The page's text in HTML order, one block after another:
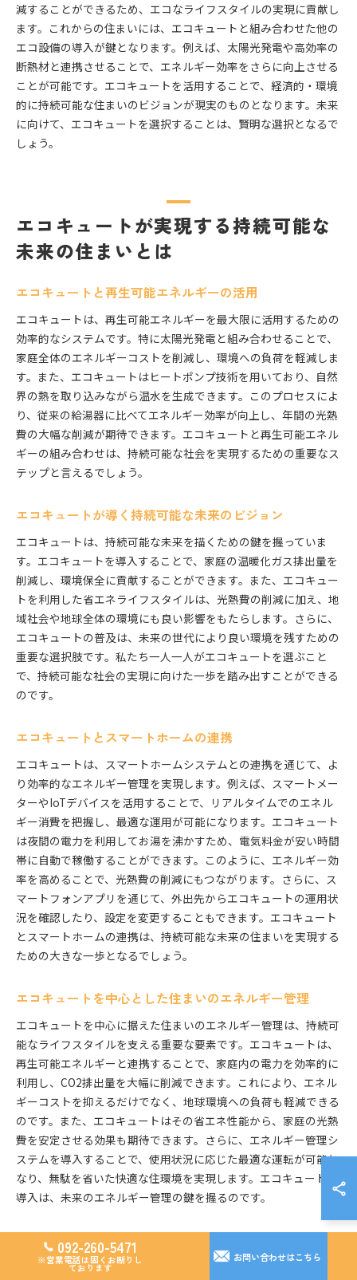
減することができるため、エコなライフスタイルの実現に貢献し
ます。これからの住まいには、エコキュートと組み合わせた他の
エコ設備の導入が鍵となります。例えば、太陽光発電や高効率の
断熱材と連携させることで、エネルギー効率をさらに向上させる
ことが可能です。エコキュートを活用することで、経済的・環境
的に持続可能な住まいのビジョンが現実のものとなります。未来
に向けて、エコキュートを選択することは、賢明な選択となるで
しょう。
エコキュートが実現する持続可能な
未来の住まいとは
エコキュートと再生可能エネルギーの活用
エコキュートは、再生可能エネルギーを最大限に活用するための
効率的なシステムです。特に太陽光発電と組み合わせることで、
家庭全体のエネルギーコストを削減し、環境への負荷を軽減しま
す。また、エコキュートはヒートポンプ技術を用いており、自然
界の熱を取り込みながら温水を生成できます。このプロセスによ
り、従来の給湯器に比べてエネルギー効率が向上し、年間の光熱
費の大幅な削減が期待できます。エコキュートと再生可能エネル
ギーの組み合わせは、持続可能な社会を実現するための重要なス
テップと言えるでしょう。
エコキュートが導く持続可能な未来のビジョン
エコキュートは、持続可能な未来を描くための鍵を握っていま
す。エコキュートを導入することで、家庭の温暖化ガス排出量を
削減し、環境保全に貢献することができます。また、エコキュー
トを利用した省エネライフスタイルは、光熱費の削減に加え、地
域社会や地球全体の環境にも良い影響をもたらします。さらに、
エコキュートの普及は、未来の世代により良い環境を残すための
重要な選択肢です。私たち一人一人がエコキュートを選ぶこと
で、持続可能な社会の実現に向けた一歩を踏み出すことができる
のです。
エコキュートとスマートホームの連携
エコキュートは、スマートホームシステムとの連携を通じて、よ
り効率的なエネルギー管理を実現します。例えば、スマートメー
ターやIoTデバイスを活用することで、リアルタイムでのエネル
ギー消費を把握し、最適な運用が可能になります。エコキュート
は夜間の電力を利用してお湯を沸かすため、電気料金が安い時間
帯に自動で稼働することができます。このように、エネルギー効
率を高めることで、光熱費の削減にもつながります。さらに、ス
マートフォンアプリを通じて、外出先からエコキュートの運用状
況を確認したり、設定を変更することもできます。エコキュート
とスマートホームの連携は、持続可能な未来の住まいを実現する
ための大きな一歩となるでしょう。
エコキュートを中心とした住まいのエネルギー管理
エコキュートを中心に据えた住まいのエネルギー管理は、持続可
能なライフスタイルを支える重要な要素です。エコキュートは、
再生可能エネルギーと連携することで、家庭内の電力を効率的に
利用し、CO2排出量を大幅に削減できます。これにより、エネル
ギーコストを抑えるだけでなく、地球環境への負荷も軽減できる
のです。また、エコキュートはその省エネ性能から、家庭の光熱
費を安定させる効果も期待できます。さらに、エネルギー管理シ
ステムを導入することで、使用状況に応じた最適な運転が可能と
なり、無駄を省いた快適な住環境を実現します。エコキュートの
導入は、未来のエネルギー管理の鍵を握るのです。
未来の住宅設計におけるエコキュートの重要性
エコキュートは、未来の住宅設計において不可欠な要素です。持
092-260-5471
※営業電話は固くお断りし
ております
お問い合わせはこちら